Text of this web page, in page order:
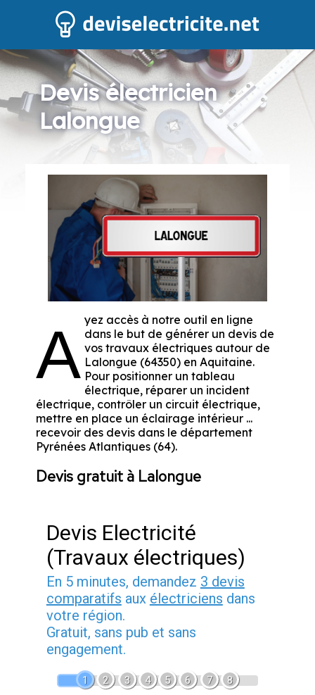
Devis électricien
Lalongue
A yez accès à notre outil en ligne
dans le but de générer un devis de
vos travaux électriques autour de
Lalongue (64350) en Aquitaine.
Pour positionner un tableau
électrique, réparer un incident
électrique, contrôler un circuit électrique,
mettre en place un éclairage intérieur ...
recevoir des devis dans le département
Pyrénées Atlantiques (64).
Devis gratuit à Lalongue
Devis Electricité
(Travaux électriques)
En 5 minutes, demandez 3 devis
comparatifs aux électriciens dans
votre région.
Gratuit, sans pub et sans
engagement.
1 2 3 4 5 6 7 8